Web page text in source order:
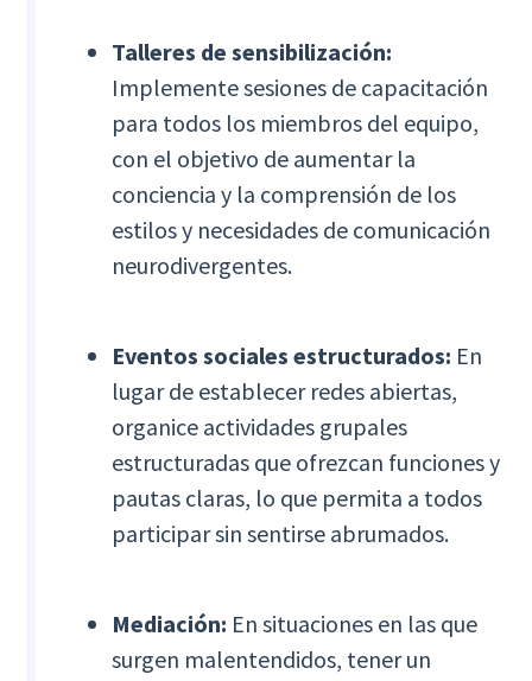
Talleres de sensibilización:
Implemente sesiones de capacitación
para todos los miembros del equipo,
con el objetivo de aumentar la
conciencia y la comprensión de los
estilos y necesidades de comunicación
neurodivergentes.
Eventos sociales estructurados: En
lugar de establecer redes abiertas,
organice actividades grupales
estructuradas que ofrezcan funciones y
pautas claras, lo que permita a todos
participar sin sentirse abrumados.
Mediación: En situaciones en las que
surgen malentendidos, tener un